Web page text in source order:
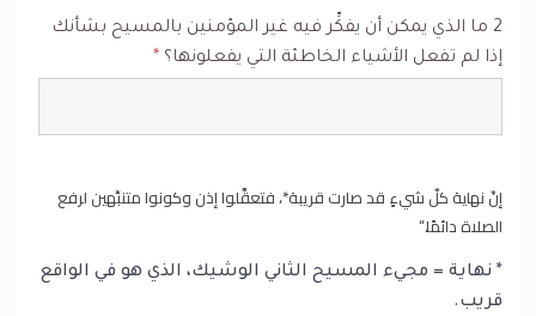
2 ما الذي يمكن أن يفكِّر فيه غير المؤمنين بالمسيح بشأنك
إذا لم تفعل الأشياء الخاطئة التي يفعلونها؟ *
إنّ نهاية كلّ شيءٍ قد صارت قريبة*، فتعقَّلوا إذن وكونوا متنبِّهين لرفع
الصلاة دائمًا.“
* نهاية = مجيء المسيح الثاني الوشيك، الذي هو في الواقع
قريب.